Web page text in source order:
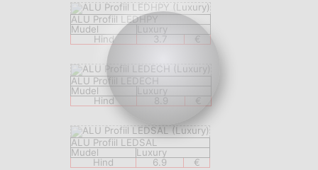
ALU Profiil LEDHPY
Mudel
Luxury
Hind
3.7 €
ALU Profiil LEDECH
Mudel
Luxury
Hind
8.9 €
ALU Profiil LEDSAL
Mudel
Luxury
Hind
6.9 €